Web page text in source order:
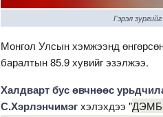
Гэрэл
Монгол Улсын хэмжээнд
баралтын 85.9 хувийг эзэлжээ.
Халдварт бус өвчнөөс
С.Хэрлэнчимэгхэлэхдээ "ДЭМБ-